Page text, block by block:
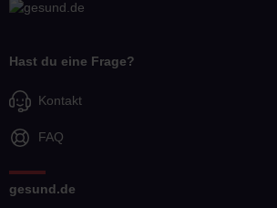
Hast du eine Frage?
Kontakt
FAQ
gesund.de